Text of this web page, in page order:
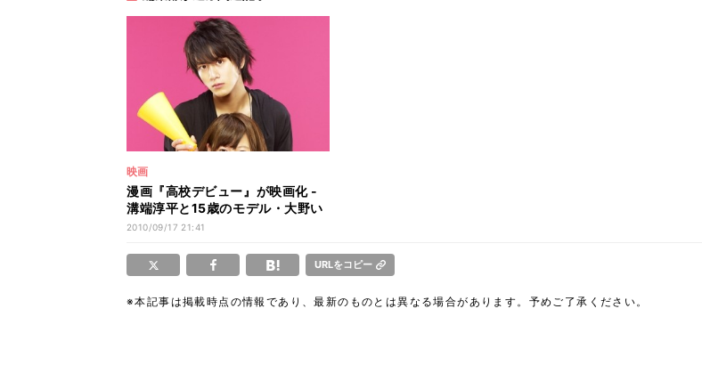
映画
漫画『高校デビュー』が映画化 -
溝端淳平と15歳のモデル・大野い
とが共演
2010/09/17 21:41
URLをコピー
※本記事は掲載時点の情報であり、最新のものとは異なる場合があります。予めご了承ください。